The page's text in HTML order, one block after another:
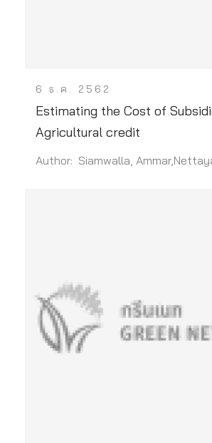
6 ธ.ค. 2562
Estimating the Cost of
Agricultural credit
Author: Siamwalla,